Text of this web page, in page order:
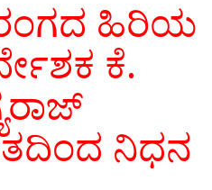
ಹಿರಿಯ
ಕೆ.
ನಿಧನ